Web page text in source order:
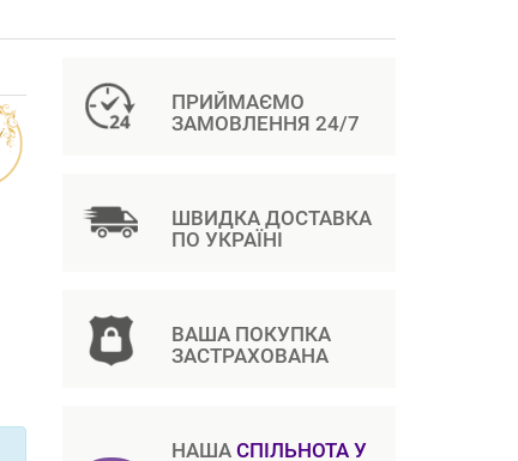
ПРИЙМАЄМО
ЗАМОВЛЕННЯ 24/7
ШВИДКА ДОСТАВКА
ПО УКРАЇНІ
ВАША ПОКУПКА
ЗАСТРАХОВАНА
НАША СПІЛЬНОТА У